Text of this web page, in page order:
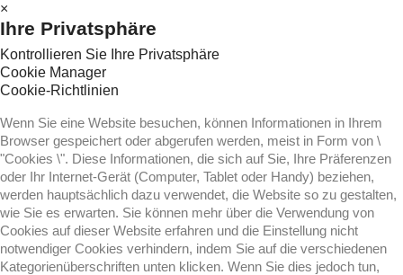
×
Ihre Privatsphäre
Kontrollieren Sie Ihre Privatsphäre
Cookie Manager
Cookie-Richtlinien
Wenn Sie eine Website besuchen, können Informationen in Ihrem
Browser gespeichert oder abgerufen werden, meist in Form von \
"Cookies \". Diese Informationen, die sich auf Sie, Ihre Präferenzen
oder Ihr Internet-Gerät (Computer, Tablet oder Handy) beziehen,
werden hauptsächlich dazu verwendet, die Website so zu gestalten,
wie Sie es erwarten. Sie können mehr über die Verwendung von
Cookies auf dieser Website erfahren und die Einstellung nicht
notwendiger Cookies verhindern, indem Sie auf die verschiedenen
Kategorienüberschriften unten klicken. Wenn Sie dies jedoch tun,